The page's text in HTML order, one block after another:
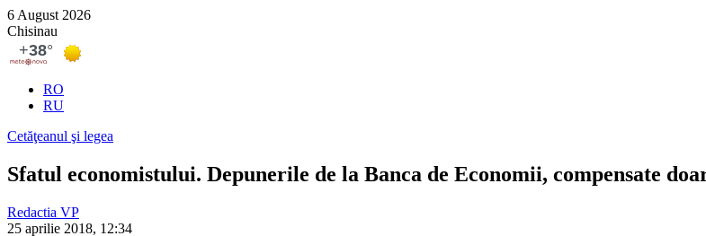
6 August 2026
Chisinau
RO
RU
Cetăţeanul şi legea
Sfatul economistului. Depunerile de la Banca de Economii, compensate
Redactia VP
25 aprilie 2018, 12:34